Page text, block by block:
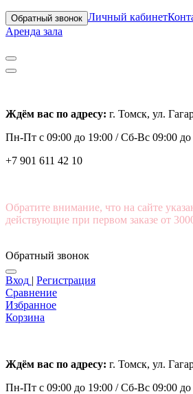
Обратный звонок Личный кабинет
Аренда зала
Ждём вас по адресу: г. Томск, ул.
Пн-Пт с 09:00 до 19:00 /Сб-Вс 09:00 до
+7 901 611 42 10
Обратите внимание, что на сайте
действующие при первом заказе от
Обратный звонок
Вход | Регистрация
Сравнение
Избранное
Корзина
Ждём вас по адресу: г. Томск, ул.
Пн-Пт с 09:00 до 19:00 /Сб-Вс 09:00 до